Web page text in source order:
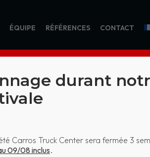
ÉQUIPE RÉFÉRENCES CONTACT
–
durant
Carros Truck Center sera fermée 3
09/08 inclus.